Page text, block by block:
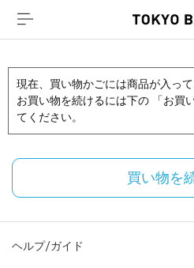
現在、買い物かごには商品が入って
お買い物を続けるには下の 「お買
てください。
買い物を
ヘルプ/ガイド